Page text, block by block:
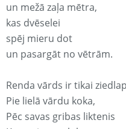
un mežā zaļa mētra,
kas dvēselei
spēj mieru dot
un pasargāt no vētrām.
Renda vārds ir tikai
Pie lielā vārdu koka,
Pēc savas gribas liktenis